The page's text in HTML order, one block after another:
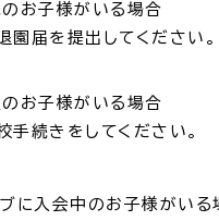
お子様がいる場合
園届を提出してください。
お子様がいる場合
手続きをしてください。
に入会中のお子様がいる